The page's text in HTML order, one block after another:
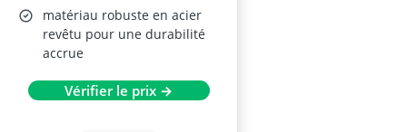
matériau robuste en acier
revêtu pour une durabilité
accrue
Vérifier le prix →